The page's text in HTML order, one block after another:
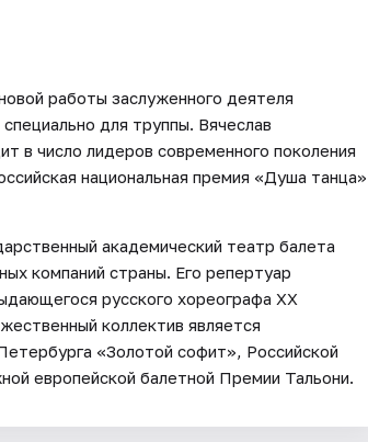
работы заслуженного деятеля
для труппы. Вячеслав
в число лидеров современного поколения
национальная премия «Душа танца»
академический театр балета
компаний страны. Его репертуар
русского хореографа XX
коллектив является
«Золотой софит», Российской
европейской балетной Премии Тальони.